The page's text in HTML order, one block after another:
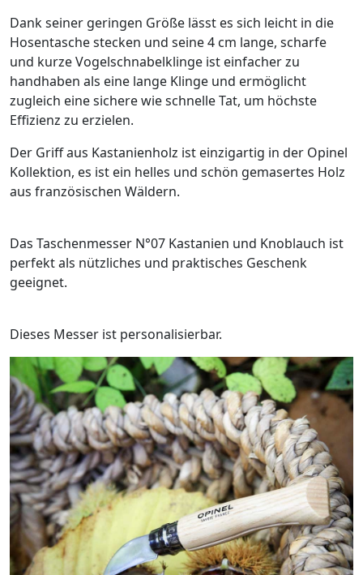
Dank seiner geringen Größe lässt es sich leicht in die
Hosentasche stecken und seine 4 cm lange, scharfe
und kurze Vogelschnabelklinge ist einfacher zu
handhaben als eine lange Klinge und ermöglicht
zugleich eine sichere wie schnelle Tat, um höchste
Effizienz zu erzielen.
Der Griff aus Kastanienholz ist einzigartig in der Opinel
Kollektion, es ist ein helles und schön gemasertes Holz
aus französischen Wäldern.
Das Taschenmesser N°07 Kastanien und Knoblauch ist
perfekt als nützliches und praktisches Geschenk
geeignet.
Dieses Messer ist personalisierbar.